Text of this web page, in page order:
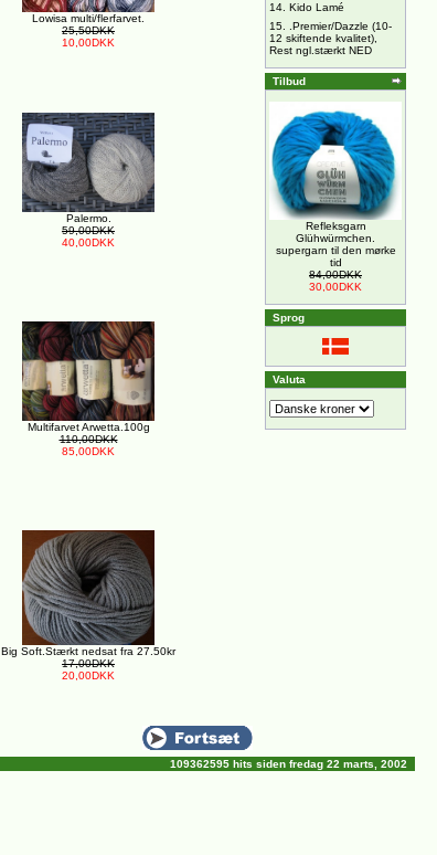
Lowisa multi/flerfarvet.
25,50DKK
10,00DKK
Palermo.
59,00DKK
40,00DKK
Multifarvet Arwetta.100g
110,00DKK
85,00DKK
Big Soft.Stærkt nedsat fra 27.50kr
17,00DKK
20,00DKK
14. Kido Lamé
15.
.Premier/Dazzle (10-
12 skiftende kvalitet),
Rest ngl.stærkt NED
Tilbud
Refleksgarn
Glühwürmchen.
supergarn til den mørke
tid
84,00DKK
30,00DKK
Sprog
Valuta
109362595 hits siden fredag 22 marts, 2002